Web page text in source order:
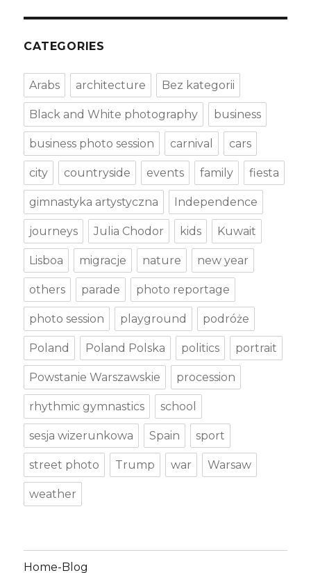
CATEGORIES
Arabs architecture Bez kategorii
Black and White photography business
business photo session carnival cars
city countryside events family fiesta
gimnastyka artystyczna Independence
journeys Julia Chodor kids Kuwait
Lisboa migracje nature new year
others parade photo reportage
photo session playground podróże
Poland Poland Polska politics portrait
Powstanie Warszawskie procession
rhythmic gymnastics school
sesja wizerunkowa Spain sport
street photo Trump war Warsaw
weather
Home-Blog